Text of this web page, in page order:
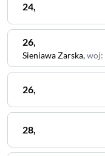
24,
26,
Sieniawa Zarska,woj:
26,
28,